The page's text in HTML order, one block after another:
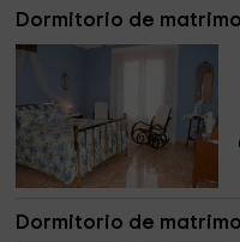
Dormitorio de
Dormitorio de